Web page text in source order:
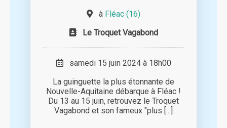
à Fléac (16)
Le Troquet Vagabond
samedi 15 juin 2024 à 18h00
La guinguette la plus étonnante de
Nouvelle-Aquitaine débarque à Fléac !
Du 13 au 15 juin, retrouvez le Troquet
Vagabond et son fameux "plus [...]